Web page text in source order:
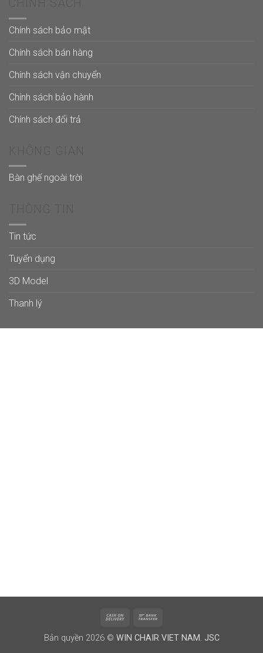
Chính sách bảo mật
Chính sách bán hàng
Chính sách vận chuyển
Chính sách bảo hành
Chính sách đổi trả
Bàn ghế ngoài trời
Tin tức
Tuyển dụng
3D Model
Thanh lý
Cash
Delivery
Bản quyền 2026 © WIN CHAIR VIET NAM. JSC